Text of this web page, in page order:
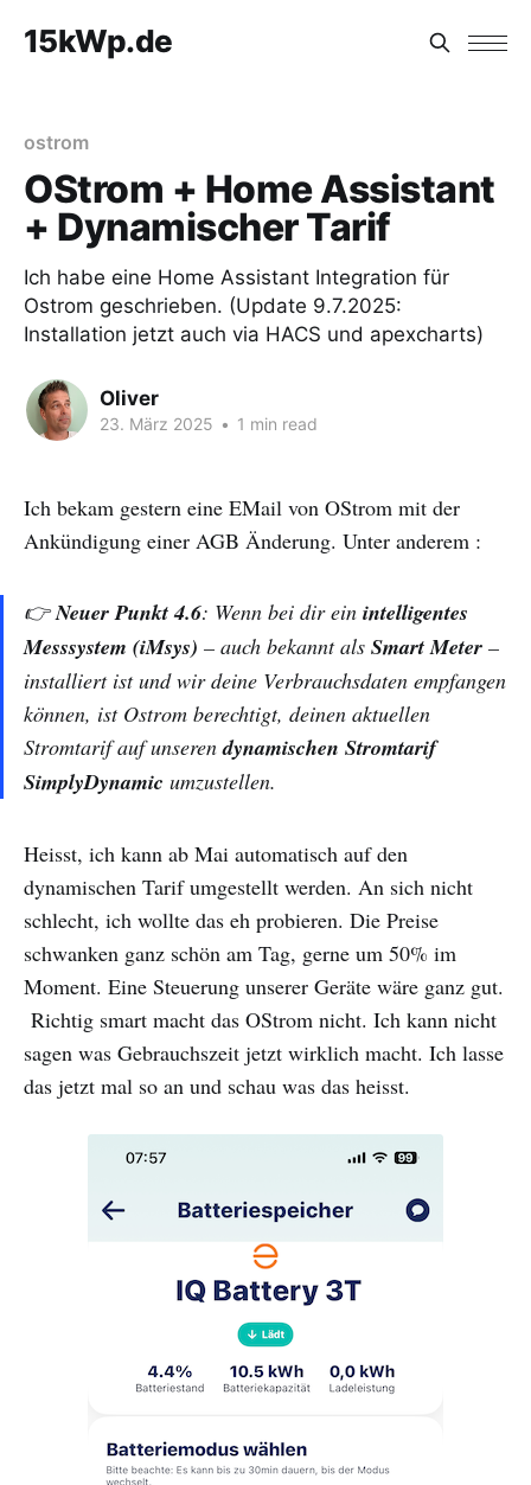
15kWp.de
ostrom
OStrom + Home Assistant
+ Dynamischer Tarif
Ich habe eine Home Assistant Integration für
Ostrom geschrieben. (Update 9.7.2025:
Installation jetzt auch via HACS und apexcharts)
Oliver
23. März 2025 • 1 min read
Ich bekam gestern eine EMail von OStrom mit der
Ankündigung einer AGB Änderung. Unter anderem :
👉Neuer Punkt 4.6: Wenn bei dir ein intelligentes
Messsystem (iMsys) – auch bekannt als Smart Meter –
installiert ist und wir deine Verbrauchsdaten empfangen
können, ist Ostrom berechtigt, deinen aktuellen
Stromtarif auf unserendynamischen Stromtarif
SimplyDynamic umzustellen.
Heisst, ich kann ab Mai automatisch auf den
dynamischen Tarif umgestellt werden. An sich nicht
schlecht, ich wollte das eh probieren. Die Preise
schwanken ganz schön am Tag, gerne um 50% im
Moment. Eine Steuerung unserer Geräte wäre ganz gut.
Richtig smart macht das OStrom nicht. Ich kann nicht
sagen was Gebrauchszeit jetzt wirklich macht. Ich lasse
das jetzt mal so an und schau was das heisst.